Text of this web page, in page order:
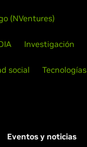
(NVentures)
Investigación
social Tecnologías
Eventos y noticias